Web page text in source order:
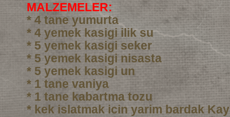
MALZEMELER:
* 4 tane yumurta
* 4 yemek kasigi ilik su
* 5 yemek kasigi seker
* 5 yemek kasigi nisasta
* 5 yemek kasigi un
* 1 tane vaniya
* 1 tane kabartma tozu
* kek islatmak icin yarim bardak